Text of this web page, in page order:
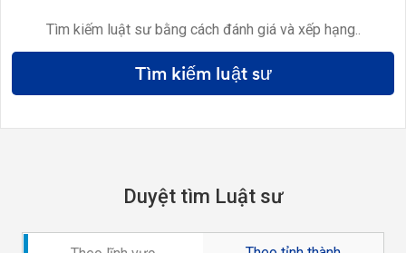
Tìm kiếm luật sư bằng cách đánh giá và xếp hạng..
Tìm kiếm luật sư
Duyệt tìm Luật sư